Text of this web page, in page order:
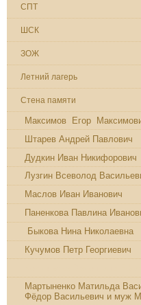
СПТ
ШСК
ЗОЖ
Летний лагерь
Стена памяти
Максимов Егор
Штарев Андрей Павлович
Дудкин Иван Никифорович
Лузгин Всеволод
Маслов Иван Иванович
Паненкова Павлина
Быкова Нина Николаевна
Кучумов Петр Георгиевич
Мартыненко Матильда
Фёдор Васильевич и муж